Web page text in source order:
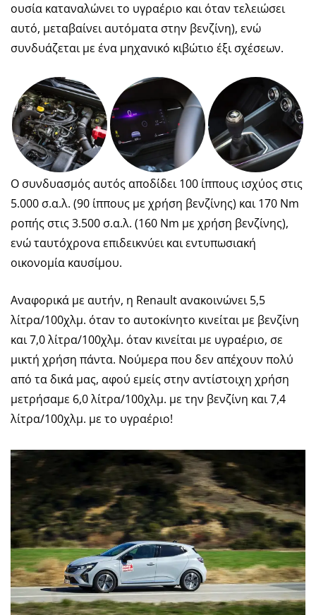
ουσία καταναλώνει το υγραέριο και όταν τελειώσει
αυτό, μεταβαίνει αυτόματα στην βενζίνη), ενώ
συνδυάζεται με ένα μηχανικό κιβώτιο έξι σχέσεων.
Ο συνδυασμός αυτός αποδίδει 100 ίππους ισχύος στις
5.000 σ.α.λ. (90 ίππους με χρήση βενζίνης) και 170 Nm
ροπής στις 3.500 σ.α.λ. (160 Nm με χρήση βενζίνης),
ενώ ταυτόχρονα επιδεικνύει και εντυπωσιακή
οικονομία καυσίμου.
Αναφορικά με αυτήν, η Renault ανακοινώνει 5,5
λίτρα/100χλμ. όταν το αυτοκίνητο κινείται με βενζίνη
και 7,0 λίτρα/100χλμ. όταν κινείται με υγραέριο, σε
μικτή χρήση πάντα. Νούμερα που δεν απέχουν πολύ
από τα δικά μας, αφού εμείς στην αντίστοιχη χρήση
μετρήσαμε 6,0 λίτρα/100χλμ. με την βενζίνη και 7,4
λίτρα/100χλμ. με το υγραέριο!